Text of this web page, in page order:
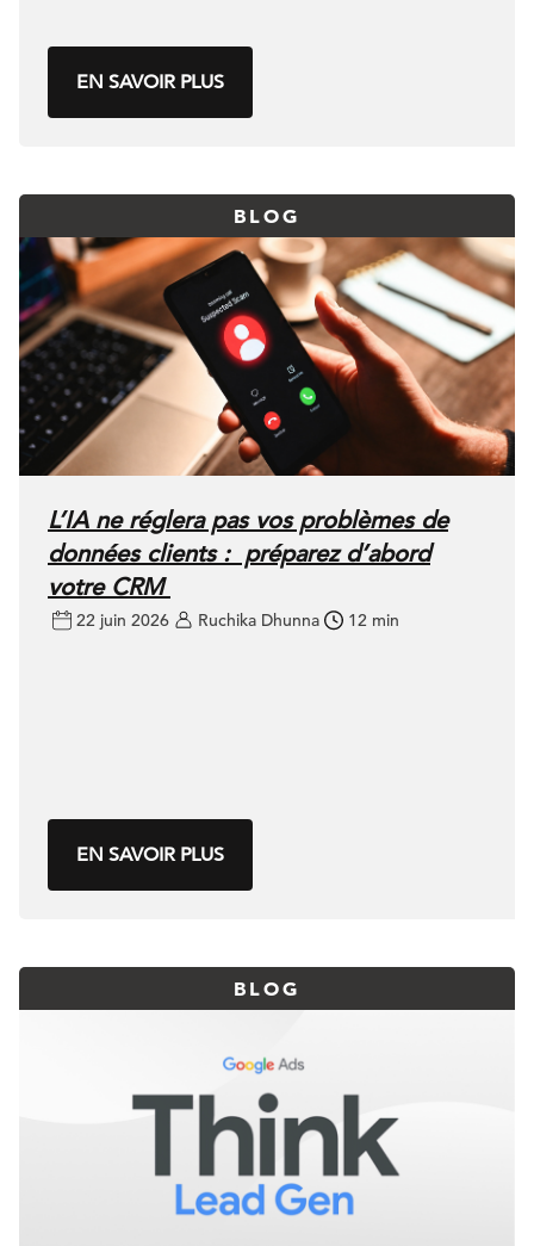
EN SAVOIR PLUS
BLOG
L’IA ne réglera pas vos problèmes de
données clients : préparez d’abord
votre CRM
22 juin 2026 Ruchika Dhunna 12 min
EN SAVOIR PLUS
BLOG